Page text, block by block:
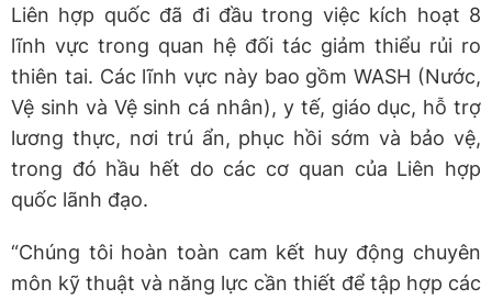
Liên hợp quốc đã đi đầu trong việc kích hoạt 8
lĩnh vực trong quan hệ đối tác giảm thiểu rủi ro
thiên tai. Các lĩnh vực này bao gồm WASH (Nước,
Vệ sinh và Vệ sinh cá nhân), y tế, giáo dục, hỗ trợ
lương thực, nơi trú ẩn, phục hồi sớm và bảo vệ,
trong đó hầu hết do các cơ quan của Liên hợp
quốc lãnh đạo.
“Chúng tôi hoàn toàn cam kết huy động chuyên
môn kỹ thuật và năng lực cần thiết để tập hợp các